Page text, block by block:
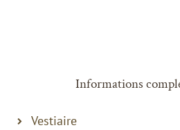
Informations
Vestiaire